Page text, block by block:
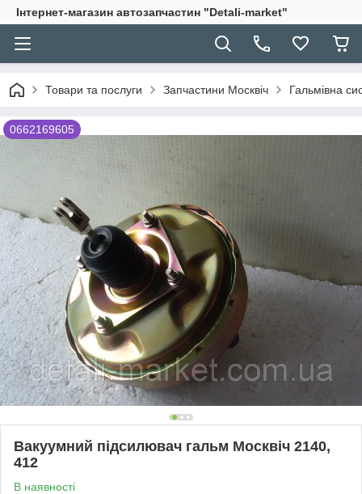
Інтернет-магазин автозапчастин "Detali-market"
Товари та послуги Запчастини Москвіч Гальмівна
0662169605
Вакуумний підсилювач гальм Москвіч 2140,
412
В наявності